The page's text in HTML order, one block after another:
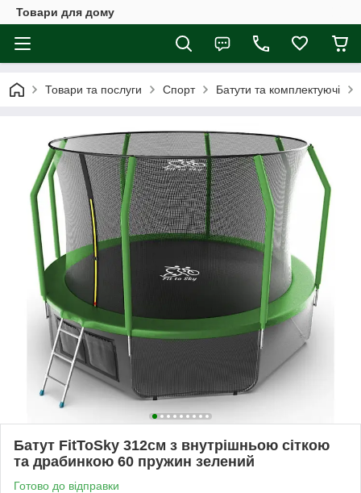
Товари для дому
Товари та послуги Спорт Батути та комплектуючі
Батут FitToSky 312см з внутрішньою сіткою
та драбинкою 60 пружин зелений
Готово до відправки